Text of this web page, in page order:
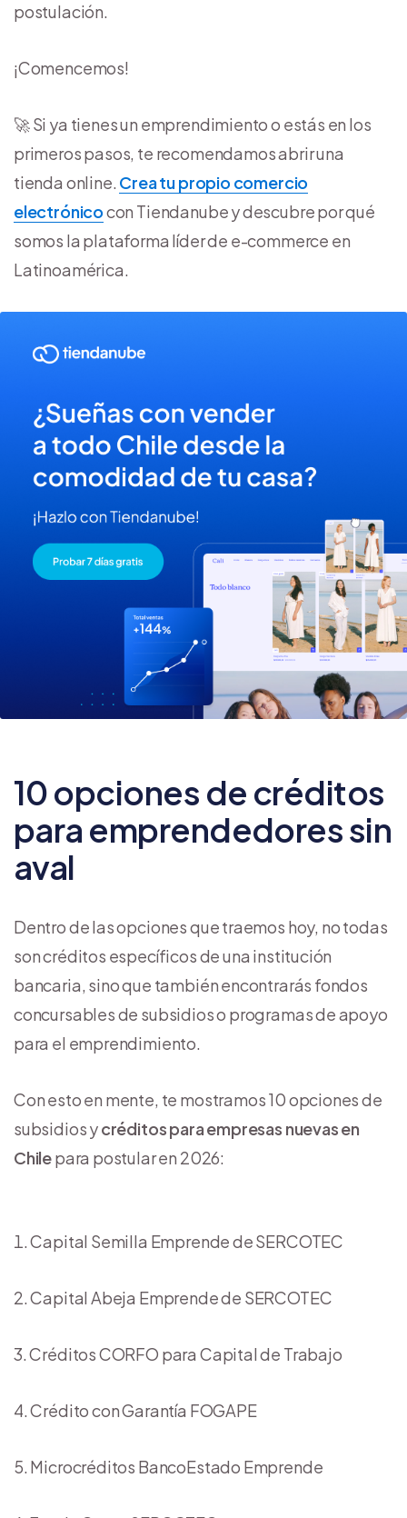
postulación.
¡Comencemos!
🚀 Si ya tienes un emprendimiento o estás en los
primeros pasos, te recomendamos abrir una
tienda online. Crea tu propio comercio
electrónicocon Tiendanube y descubre por qué
somos la plataforma líder de e-commerce en
Latinoamérica.
10 opciones de créditos
para emprendedores sin
aval
Dentro de las opciones que traemos hoy, no todas
son créditos específicos de una institución
bancaria, sino que también encontrarás fondos
concursables de subsidios o programas de apoyo
para el emprendimiento.
Con esto en mente, te mostramos 10 opciones de
subsidios ycréditos para empresas nuevas en
Chilepara postular en 2026:
Capital Semilla Emprende de SERCOTEC
Capital Abeja Emprende de SERCOTEC
Créditos CORFO para Capital de Trabajo
Crédito con Garantía FOGAPE
Microcréditos BancoEstado Emprende